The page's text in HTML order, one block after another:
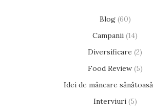
Blog(60)
Campanii (14)
Diversificare (2)
Food Review(5)
Idei de mâncare sănătoasă
Interviuri(5)